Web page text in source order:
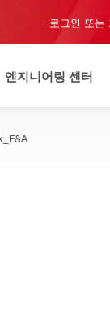
로그인 또는
엔지니어링 센터